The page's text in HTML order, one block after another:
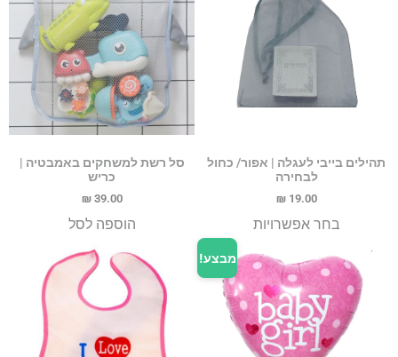
תהילים בייבי לעגלה | אפור/ כחול
לבחירה
₪19.00
בחר אפשרויות
סל רשת למשחקים באמבטיה |
כריש
₪39.00
הוספה לסל
מבצע!